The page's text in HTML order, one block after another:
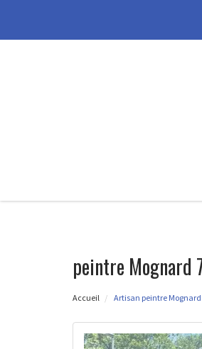
peintre Mognard
Accueil Artisan peintre Mognard